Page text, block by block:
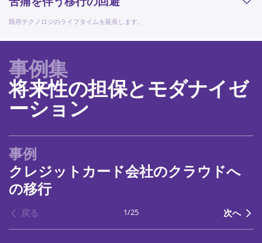
既存テクノロジのライフタイムを延長します。
事例集
将来性の担保とモダナイゼ
ーション
事例
クレジットカード会社のクラウドへ
の移行
戻る 1/25 次へ